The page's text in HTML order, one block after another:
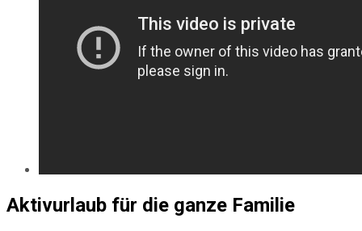
Aktivurlaub für die ganze Familie